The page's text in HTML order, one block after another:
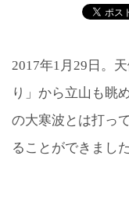
2017年1月29日。
り」から立山も眺
の大寒波とは打っ
ることができました